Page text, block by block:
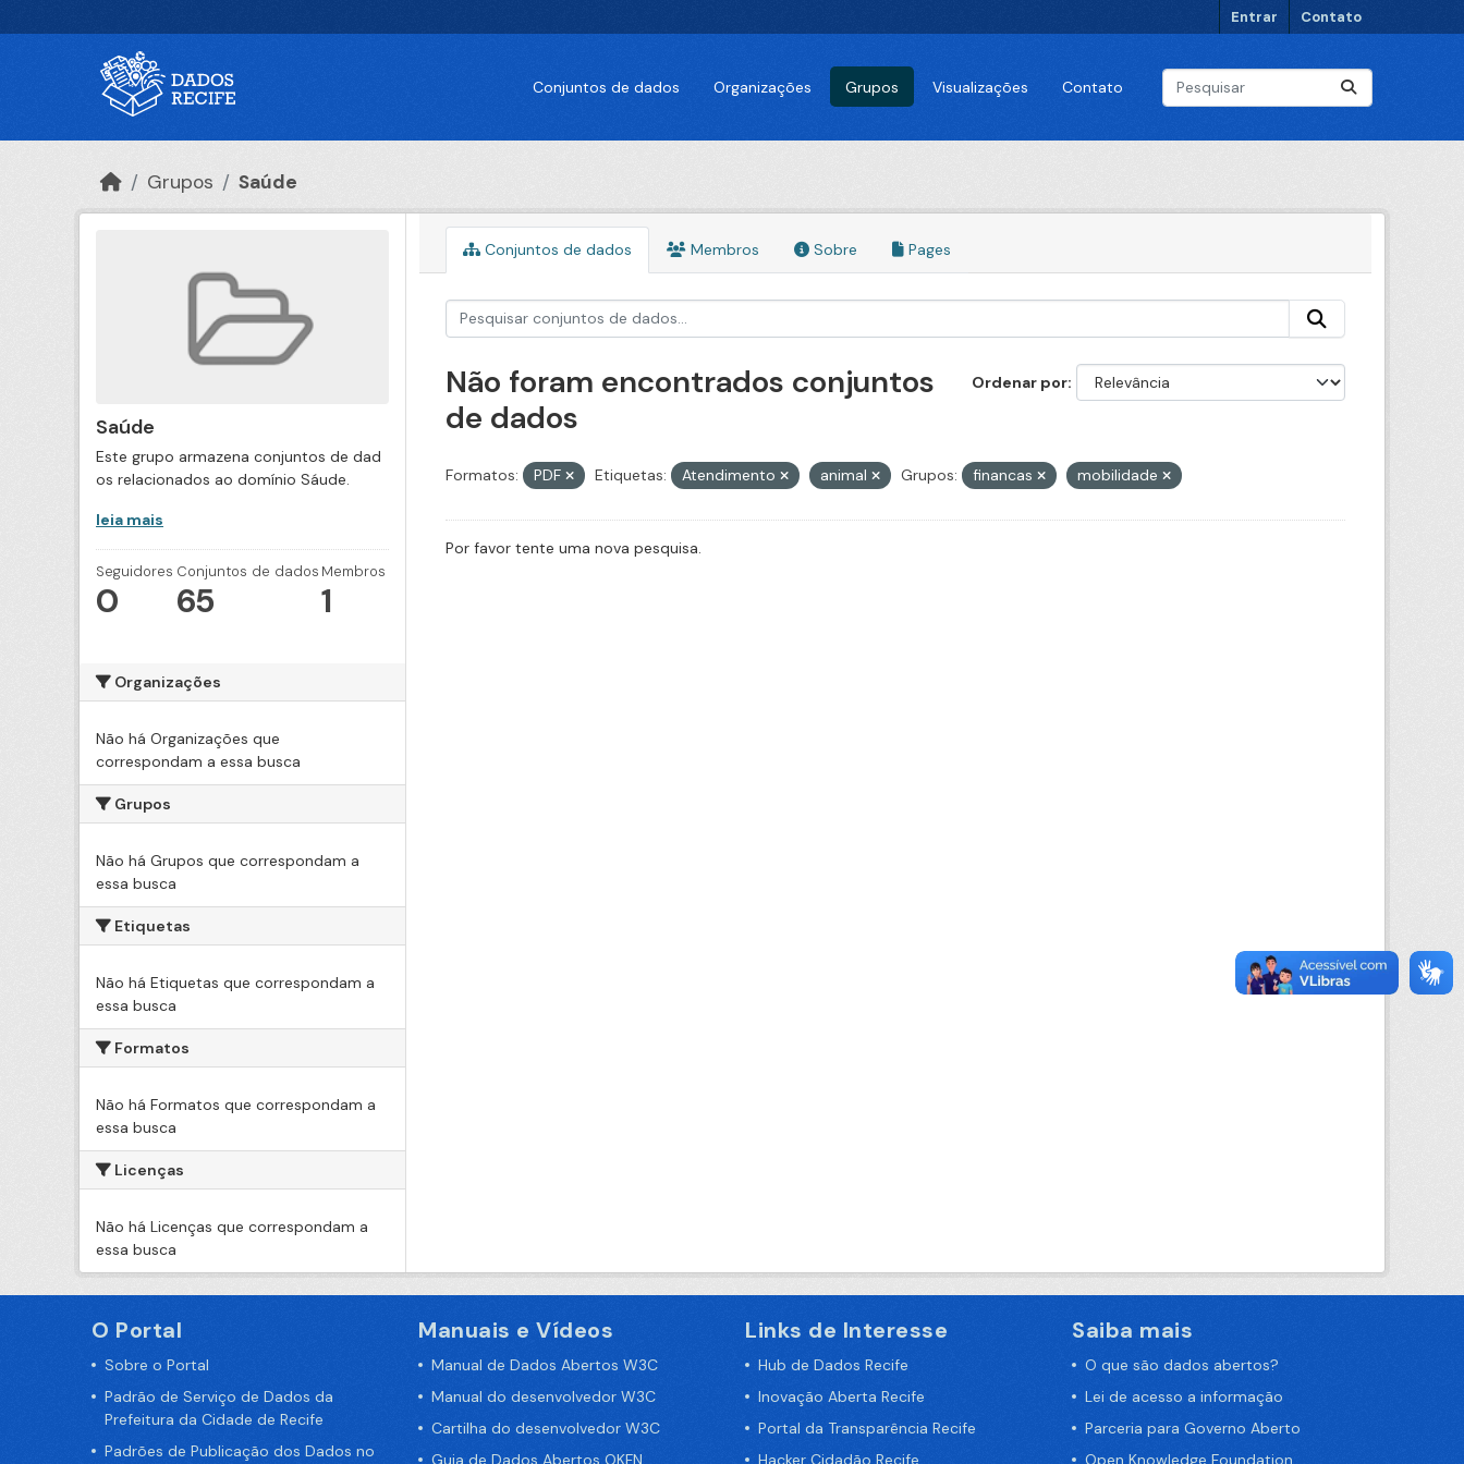
Entrar Contato
Conjuntos de dados Organizações Grupos Visualizações Contato
Grupos Saúde
Saúde
Este grupo armazena conjuntos de dad
os relacionados ao domínio Sáude.
leia mais
Seguidores
0
Conjuntos de dados
65
Membros
1
Organizações
Não há Organizações que
correspondam a essa busca
Grupos
Não há Grupos que correspondam a
essa busca
Etiquetas
Não há Etiquetas que correspondam a
essa busca
Formatos
Não há Formatos que correspondam a
essa busca
Licenças
Não há Licenças que correspondam a
essa busca
Conjuntos de dados Membros Sobre Pages
Ordenar por
Não foram encontrados conjuntos
de dados
Formatos: PDF Etiquetas: Atendimento animal Grupos: financas mobilidade
Por favor tente uma nova pesquisa.
O Portal
Sobre o Portal
Padrão de Serviço de Dados da
Prefeitura da Cidade de Recife
Padrões de Publicação dos Dados no
Manuais e Vídeos
Manual de Dados Abertos W3C
Manual do desenvolvedor W3C
Cartilha do desenvolvedor W3C
Guia de Dados Abertos OKFN
Links de Interesse
Hub de Dados Recife
Inovação Aberta Recife
Portal da Transparência Recife
Hacker Cidadão Recife
Saiba mais
O que são dados abertos?
Lei de acesso a informação
Parceria para Governo Aberto
Open Knowledge Foundation